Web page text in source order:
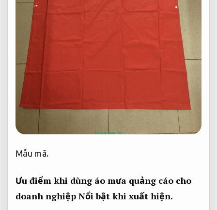
Mẫu mã.
Ưu điểm khi dùng áo mưa quảng cáo cho
doanh nghiệp Nổi bật khi xuất hiện.